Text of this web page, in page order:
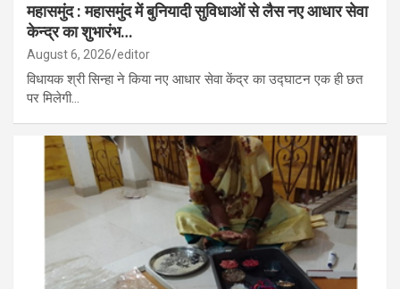
महासमुंद : महासमुंद में बुनियादी सुविधाओं से लैस नए आधार सेवा
केन्द्र का शुभारंभ…
August 6, 2026 editor
विधायक श्री सिन्हा ने किया नए आधार सेवा केंद्र का उद्घाटन एक ही छत
पर मिलेगी…